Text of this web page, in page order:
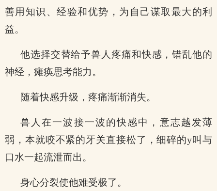
善用知识、经验和优势，为自己谋取最大的利
益。
他选择交替给予兽人疼痛和快感，错乱他的
神经，瘫痪思考能力。
随着快感升级，疼痛渐渐消失。
兽人在一波接一波的快感中，意志越发薄
弱，本就咬不紧的牙关直接松了，细碎的y叫与
口水一起流泄而出。
身心分裂使他难受极了。